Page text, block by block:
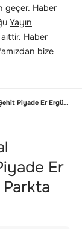
geçer. Haber
Yayın
Haber
bize
Adı Bu Parkta Yaşayacak!
Er
Parkta